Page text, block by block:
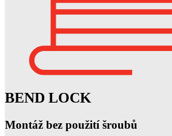
BEND LOCK
Montáž bez použití šroubů